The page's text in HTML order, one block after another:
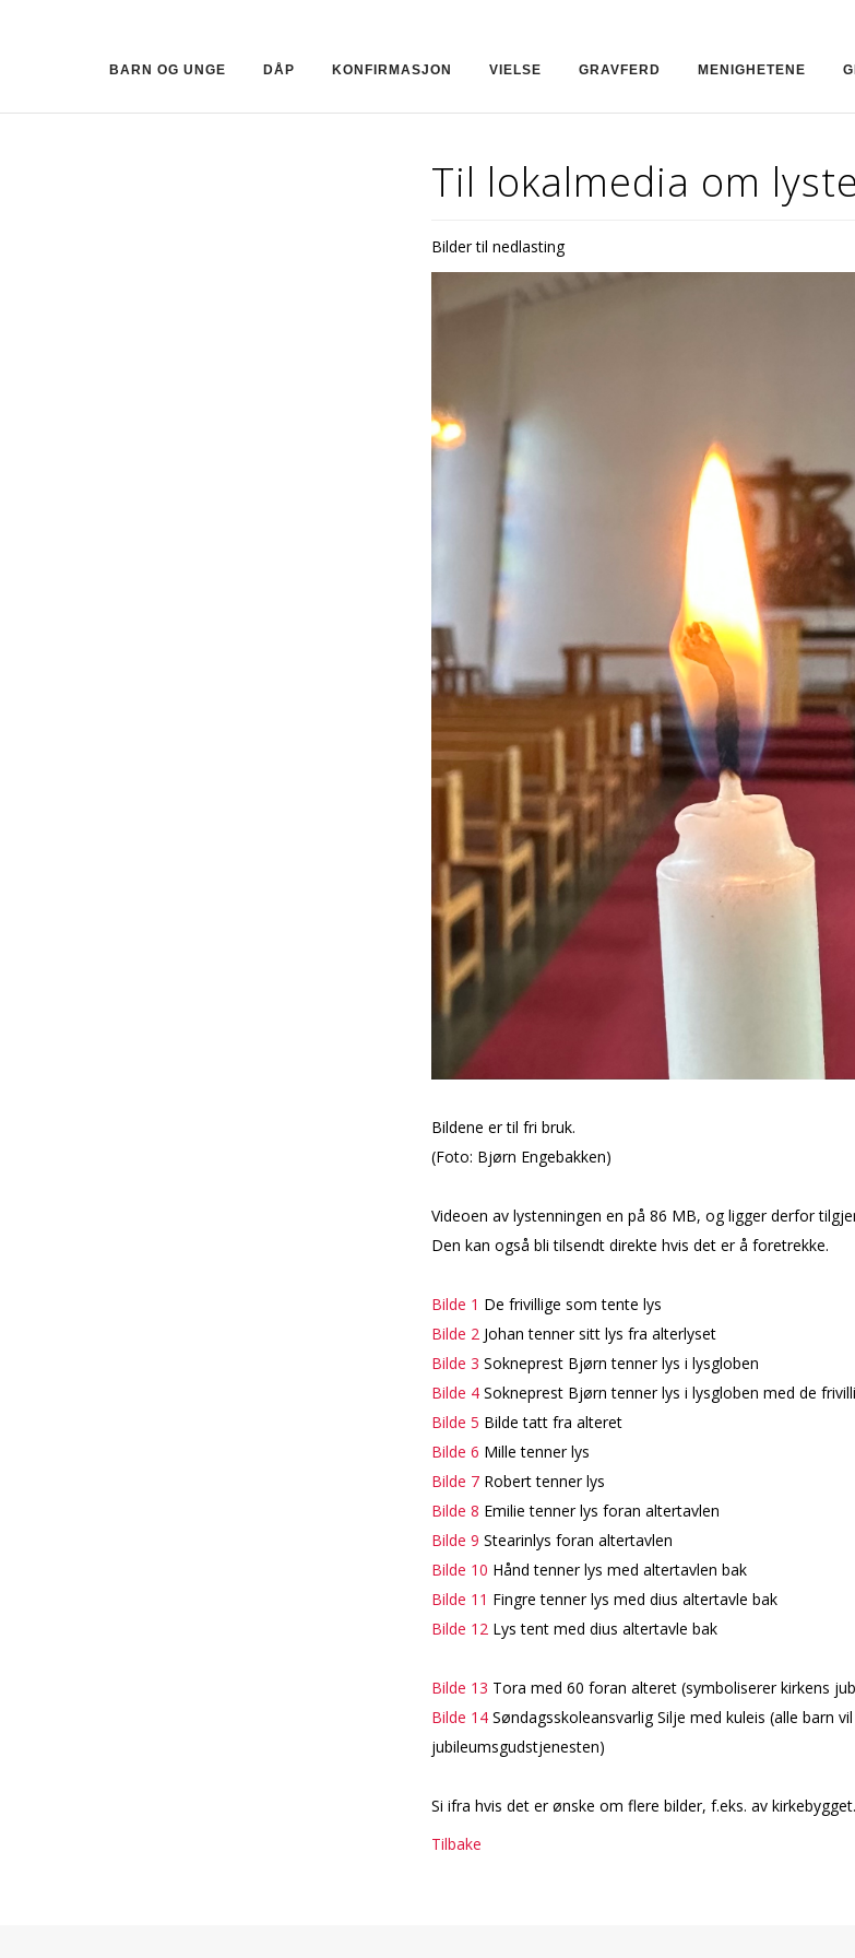
BARN OG UNGE DÅP KONFIRMASJON VIELSE GRAVFERD MENIGHETENE
Til lokalmedia om
Bilder til nedlasting
Bildene er til fri bruk.
(Foto: Bjørn Engebakken)
Videoen av lystenningen en på 86 MB, og ligger derfor
Den kan også bli tilsendt direkte hvis det er å foretrekke.
Bilde 1 De frivillige som tente lys
Bilde 2Johan tenner sitt lys fra alterlyset
Bilde 3 Sokneprest Bjørn tenner lys i lysgloben
Bilde 4Sokneprest Bjørn tenner lys i lysgloben med de
Bilde 5 Bilde tatt fra alteret
Bilde 6 Mille tenner lys
Bilde 7Robert tenner lys
Bilde 8 Emilie tenner lys foran altertavlen
Bilde 9 Stearinlys foran altertavlen
Bilde 10 Hånd tenner lys med altertavlen bak
Bilde 11 Fingre tenner lys med diffus altertavle bak
Bilde 12Lys tent med diffus altertavle bak
Bilde 13 Tora med 60 foran alteret (symboliserer kirkens
Bilde 14Søndagsskoleansvarlig Silje med kuleis (alle barn
jubileumsgudstjenesten)
Si ifra hvis det er ønske om flere bilder, f.eks. av kirkebygget.
Tilbake